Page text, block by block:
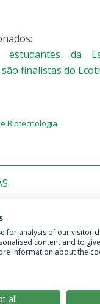
estudantes da
finalistas do
Biotecnologia
Privacidade
for analysis of our visitor
content and to
information about the
all